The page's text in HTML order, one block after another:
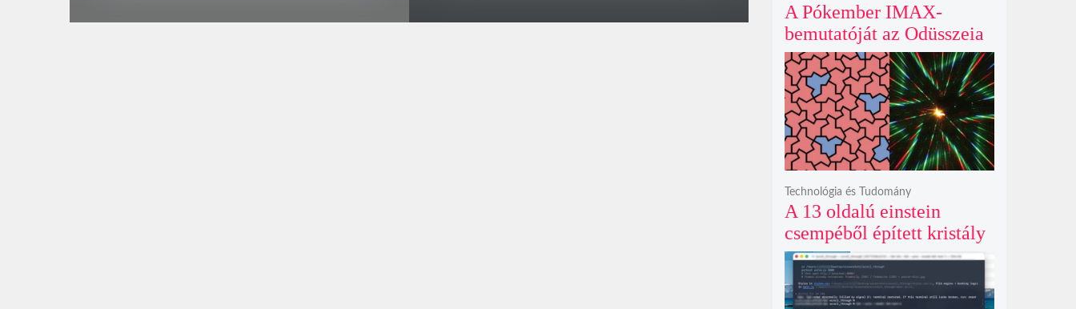
A Pókember IMAX-
bemutatóját az Odüsszeia
exkluzív vetítési
időszakának lejárta hozza
el
A 13 oldalú einstein
csempéből épített kristály
példátlanul forgó
csillagmintát vetít a fény
polarizációjától függően
Technológia és Tudomány